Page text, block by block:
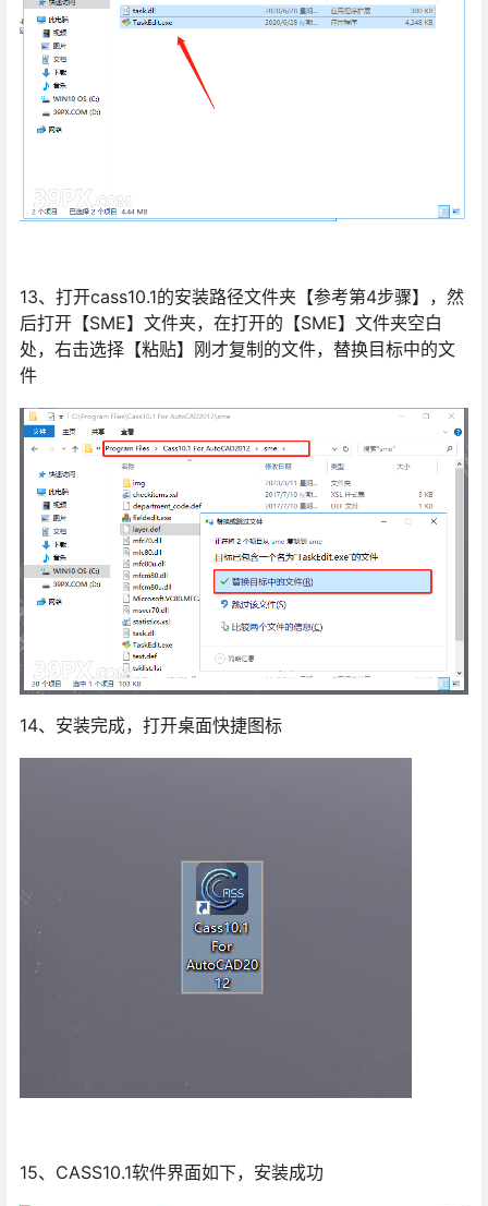
13、打开cass10.1的安装路径文件夹【参考第4步骤】，然
后打开【SME】文件夹，在打开的【SME】文件夹空白
处，右击选择【粘贴】刚才复制的文件，替换目标中的文
件
14、安装完成，打开桌面快捷图标
15、CASS10.1软件界面如下，安装成功